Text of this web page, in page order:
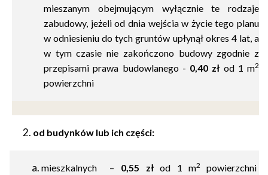
mieszanym obejmującym wyłącznie te rodzaje
zabudowy, jeżeli od dnia wejścia w życie tego planu
w odniesieniu do tych gruntów upłynął okres 4 lat, a
w tym czasie nie zakończono budowy zgodnie z
przepisami prawa budowlanego - 0,40 zł od 1 m2
powierzchni
od budynków lub ich części:
mieszkalnych – 0,55 złod 1 m2
powierzchni